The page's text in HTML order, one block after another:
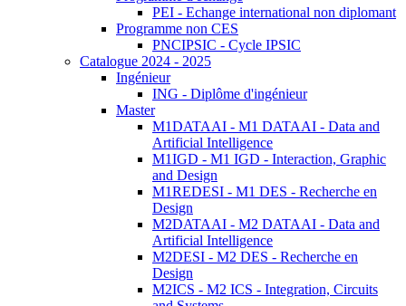
PEI - Echange international non diplomant
Programme non CES
PNCIPSIC - Cycle IPSIC
Catalogue 2024 - 2025
Ingénieur
ING - Diplôme d'ingénieur
Master
M1DATAAI - M1 DATAAI - Data and
Artificial Intelligence
M1IGD - M1 IGD - Interaction, Graphic
and Design
M1REDESI - M1 DES - Recherche en
Design
M2DATAAI - M2 DATAAI - Data and
Artificial Intelligence
M2DESI - M2 DES - Recherche en
Design
M2ICS - M2 ICS - Integration, Circuits